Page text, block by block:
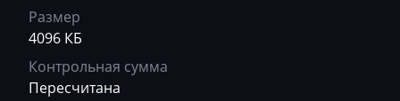
Basak
Bauer
BAW
Размер
4096 КБ
Контрольная сумма
Пересчитана